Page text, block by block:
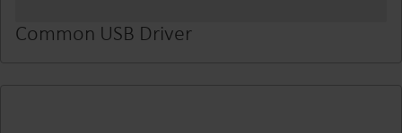
Common USB Driver